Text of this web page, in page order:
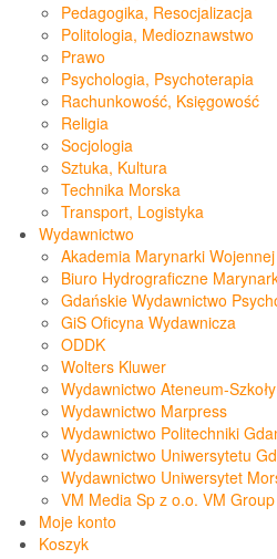
Pedagogika, Resocjalizacja
Politologia, Medioznawstwo
Prawo
Psychologia, Psychoterapia
Rachunkowość, Księgowość
Religia
Socjologia
Sztuka, Kultura
Technika Morska
Transport, Logistyka
Wydawnictwo
Akademia Marynarki Wojennej
Biuro Hydrograficzne
Gdańskie Wydawnictwo
GiS Oficyna Wydawnicza
ODDK
Wolters Kluwer
Wydawnictwo Ateneum-
Wydawnictwo Marpress
Wydawnictwo Politechniki
Wydawnictwo Uniwersytetu
Wydawnictwo Uniwersytet
VM Media Sp z o.o. VM
Moje konto
Koszyk